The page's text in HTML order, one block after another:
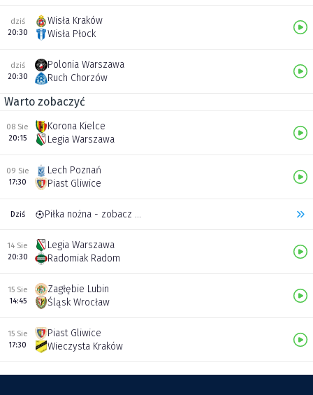
dziś
20:30
Wisła Kraków
Wisła Płock
dziś
20:30
Polonia Warszawa
Ruch Chorzów
Warto zobaczyć
08 Sie
20:15
Korona Kielce
Legia Warszawa
09 Sie
17:30
Lech Poznań
Piast Gliwice
Dziś Piłka nożna - zobacz inne transmisje
14 Sie
20:30
Legia Warszawa
Radomiak Radom
15 Sie
14:45
Zagłębie Lubin
Śląsk Wrocław
15 Sie
17:30
Piast Gliwice
Wieczysta Kraków